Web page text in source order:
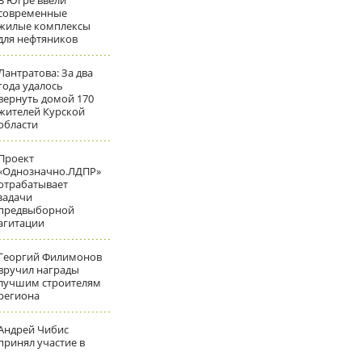
комплексы
нефтяников
За два
удалось
домой 170
Курской
Филимонов
награды
строителям
Чибис
участие в